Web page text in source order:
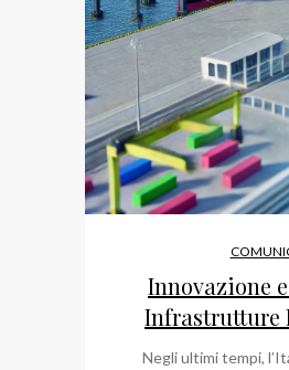
Innovazione
Infrastrutture
Negli ultimi tempi,